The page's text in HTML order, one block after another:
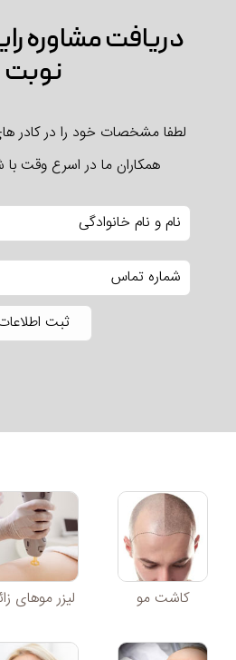
دریافت مشاوره
نوبت
لطفا مشخصات خود را در کادر
همکاران ما در اسرع وقت با
کاشت مو لیزر موهای